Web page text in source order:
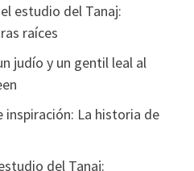
estudio del Tanaj:
raíces
judío y un gentil leal al
inspiración: La historia de
del Tanaj: